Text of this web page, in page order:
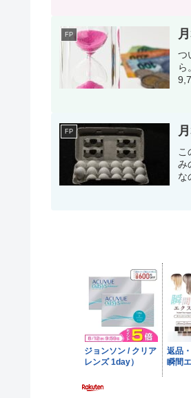
FP
つ
ら
FP
こ
み
な